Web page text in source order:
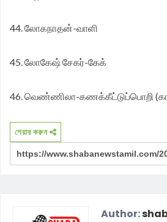
44. லோகநாதன்-வாளி
45. லோகேஷ் சேகர்-கேக்
46. வெண்ணிலா-கணக்கீட்டுப்பொறி
শেয়ার করুন
Author: